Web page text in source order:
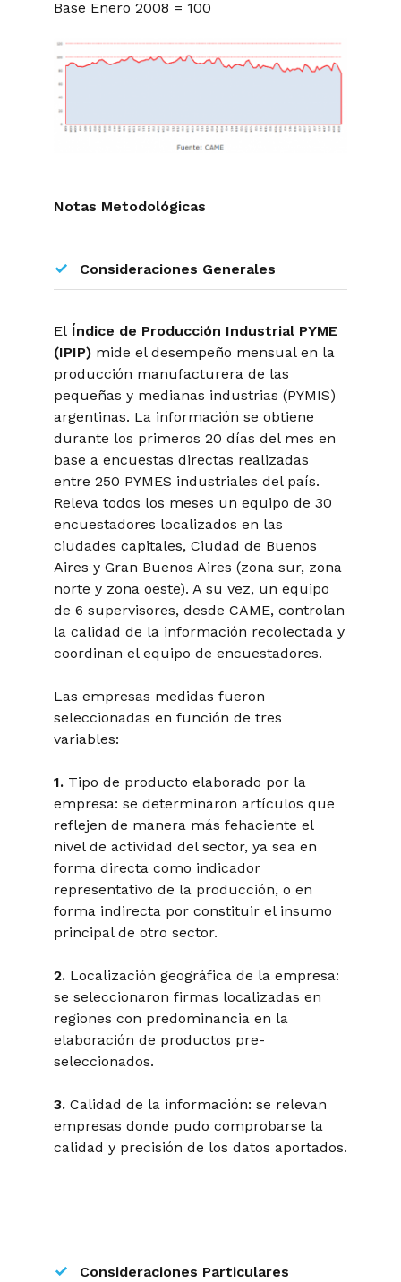
Base Enero 2008 = 100
Notas Metodológicas
Consideraciones Generales
ElÍndice de Producción Industrial PYME
(IPIP) mide el desempeño mensual en la
producción manufacturera de las
pequeñas y medianas industrias (PYMIS)
argentinas. La información se obtiene
durante los primeros 20 días del mes en
base a encuestas directas realizadas
entre 250 PYMES industriales del país.
Releva todos los meses un equipo de 30
encuestadores localizados en las
ciudades capitales, Ciudad de Buenos
Aires y Gran Buenos Aires (zona sur, zona
norte y zona oeste). A su vez, un equipo
de 6 supervisores, desde CAME, controlan
la calidad de la información recolectada y
coordinan el equipo de encuestadores.
Las empresas medidas fueron
seleccionadas en función de tres
variables:
1. Tipo de producto elaborado por la
empresa: se determinaron artículos que
reflejen de manera más fehaciente el
nivel de actividad del sector, ya sea en
forma directa como indicador
representativo de la producción, o en
forma indirecta por constituir el insumo
principal de otro sector.
2. Localización geográfica de la empresa:
se seleccionaron firmas localizadas en
regiones con predominancia en la
elaboración de productos pre-
seleccionados.
3.Calidad de la información: se relevan
empresas donde pudo comprobarse la
calidad y precisión de los datos aportados.
Consideraciones Particulares